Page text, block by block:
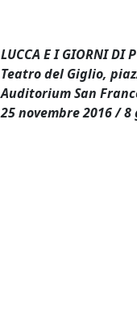
LUCCA E I GIORNI DI
Teatro del Giglio,
Auditorium San
25 novembre 2016 / 8